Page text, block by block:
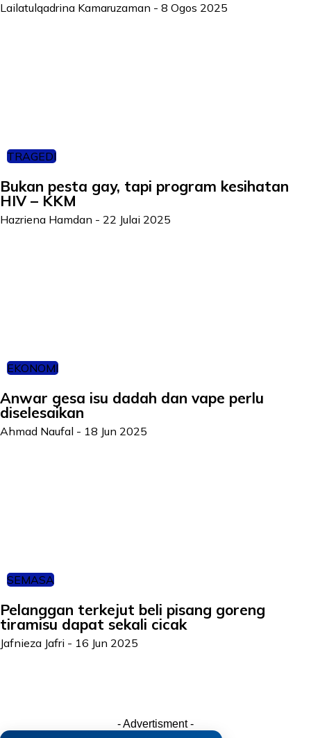
Lailatulqadrina Kamaruzaman - 8 Ogos 2025
TRAGEDI
Bukan pesta gay, tapi program kesihatan
HIV – KKM
Hazriena Hamdan - 22 Julai 2025
EKONOMI
Anwar gesa isu dadah dan vape perlu
diselesaikan
Ahmad Naufal - 18 Jun 2025
SEMASA
Pelanggan terkejut beli pisang goreng
tiramisu dapat sekali cicak
Jafnieza Jafri - 16 Jun 2025
- Advertisment -